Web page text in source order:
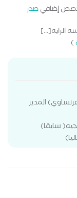
إضافيصدر
الرايه[...]
)
المدير
سابقا)